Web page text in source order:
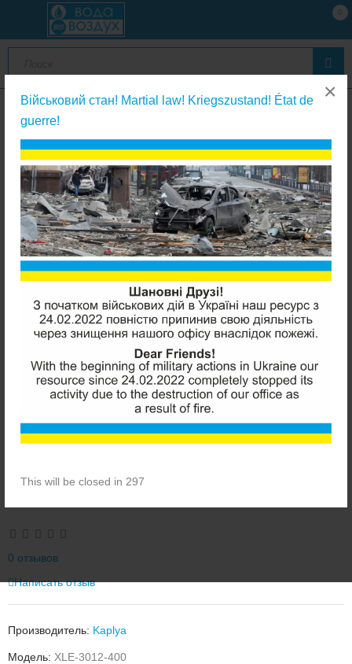
Військовий стан! Martial law! Kriegszustand! État de
guerre!
This will be closed in 296
×
0
Мембраны обратного осмоса
Kaplya XLE-3012-400 мембрана обратного осмоса
0 отзывов
Написать отзыв
Производитель: Kaplya
Модель: XLE-3012-400